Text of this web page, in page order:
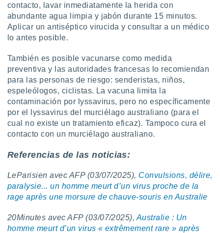
contacto, lavar inmediatamente la herida con
abundante agua limpia y jabón durante 15 minutos.
Aplicar un antiséptico virucida y consultar a un médico
lo antes posible.
También es posible vacunarse como medida
preventiva y las autoridades francesas lo recomiendan
para las personas de riesgo: senderistas, niños,
espeleólogos, ciclistas. La vacuna limita la
contaminación por lyssavirus, pero no específicamente
por el lyssavirus del murciélago australiano (para el
cual no existe un tratamiento eficaz). Tampoco cura el
contacto con un murciélago australiano.
Referencias de las noticias:
LeParisien avec AFP (03/07/2025), Convulsions, délire,
paralysie... un homme meurt d’un virus proche de la
rage après une morsure de chauve-souris en Australie
20Minutes avec AFP (03/07/2025), Australie : Un
homme meurt d’un virus « extrêmement rare » après